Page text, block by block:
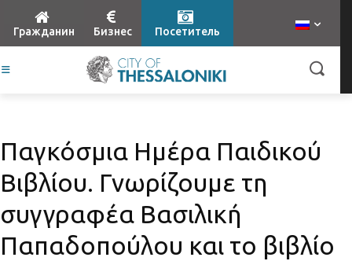
Гражданин Бизнес Посетитель
Παγκόσμια Ημέρα Παιδικού
Βιβλίου. Γνωρίζουμε τη
συγγραφέα Βασιλική
Παπαδοπούλου και το βιβλίο